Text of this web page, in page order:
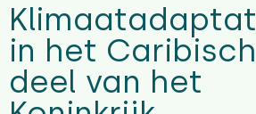
in het Caribisch
deel van het